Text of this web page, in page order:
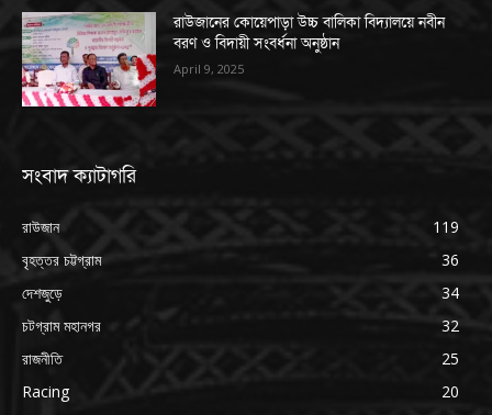
রাউজানের কোয়েপাড়া উচ্চ বালিকা বিদ্যালয়ে নবীন
বরণ ও বিদায়ী সংবর্ধনা অনুষ্ঠান
April 9, 2025
সংবাদ ক্যাটাগরি
রাউজান
119
বৃহত্তর চট্টগ্রাম
36
দেশজুড়ে
34
চটগ্রাম মহানগর
32
রাজনীতি
25
Racing
20